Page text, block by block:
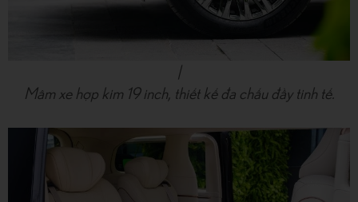
|
Mâm xe hợp kim 19 inch, thiết kế đa chấu đầy tinh tế.